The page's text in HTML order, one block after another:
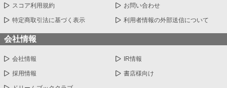
スコア利用規約 お問い合わせ
特定商取引法に基づく表示 利用者情報の外部送信について
会社情報
会社情報 IR情報
採用情報 書店様向け